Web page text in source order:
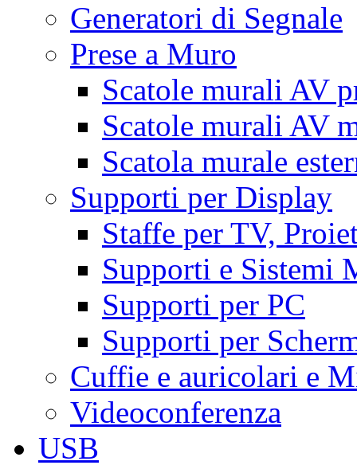
Generatori di Segnale
Prese a Muro
Scatole murali AV
Scatole murali AV
Scatola murale
Supporti per Display
Staffe per TV,
Supporti e Sistemi
Supporti per PC
Supporti per
Cuffie e auricolari e
Videoconferenza
USB